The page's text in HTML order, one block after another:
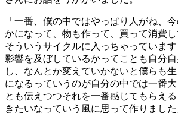
「一番、僕の中ではやっぱり人がね、
かになって、物も作って、買って消費し
そういうサイクルに入っちゃっていま
影響を及ぼしているかってことも自分
し、なんとか変えていかないと僕らも
になるっていうのが自分の中では一番
とも伝えつつそれを一番感じてもらえ
きたいなっていう風に思って作りました